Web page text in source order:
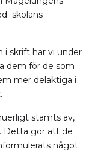
skolans
i skrift har vi under
dem för de som
mer delaktiga i
stämts av,
Detta gör att de
något